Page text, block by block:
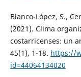
Blanco-López, S.,
(2021). Clima
costarricenses: un
45(1), 1-18. https://
id=44064134020